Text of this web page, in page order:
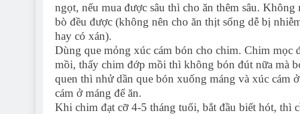
ngọt, nếu mua được sâu thì cho ăn thêm sâu.
bò đều được (không nên cho ăn thịt sống dễ bị
hay có xán).
Dùng que mỏng xúc cám bón cho chim. Chim mọc
mồi, thấy chim đớp mồi thì không bón đút nữa mà
quen thì nhử dần que bón xuống máng và xúc cám
cám ở máng để ăn.
Khi chim đạt cỡ 4-5 tháng tuổi, bắt đầu biết hót, thì